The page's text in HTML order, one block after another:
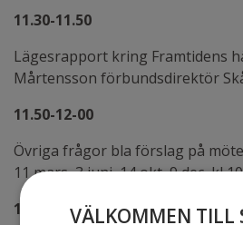
11.30-11.50
Lägesrapport kring Framtidens
Mårtensson förbundsdirektör
11.50-12-00
Övriga frågor bla förslag på
11 mars, 3 juni, 14 okt, 9 dec, kl
12.00-13.00VÄLKOMMEN TILL